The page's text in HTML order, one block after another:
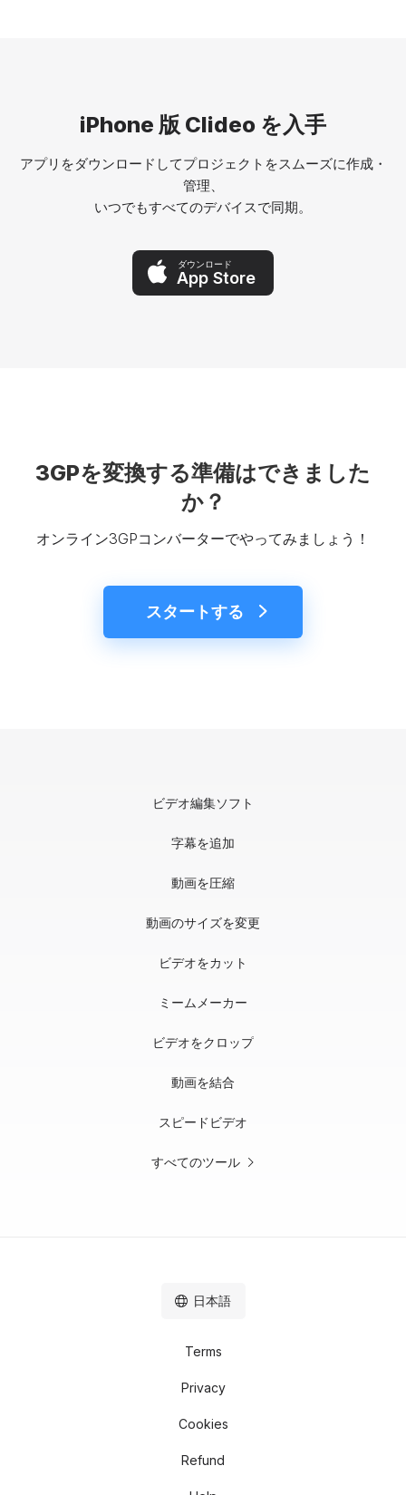
iPhone 版 Clideo を入手
アプリをダウンロードしてプロジェクトをスムーズに作成・
管理、
いつでもすべてのデバイスで同期。
ダウンロード
App Store
3GPを変換する準備はできました
か？
オンライン3GPコンバーターでやってみましょう！
スタートする
ビデオ編集ソフト
字幕を追加
動画を圧縮
動画のサイズを変更
ビデオをカット
ミームメーカー
ビデオをクロップ
動画を結合
スピードビデオ
すべてのツール
Terms
Privacy
Cookies
Refund
日本語